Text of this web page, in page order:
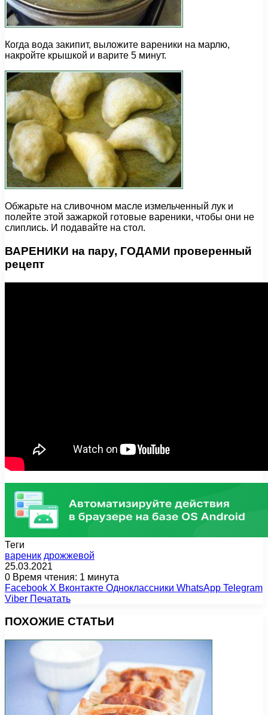
Когда вода закипит, выложите вареники на марлю,
накройте крышкой и варите 5 минут.
Обжарьте на сливочном масле измельченный лук и
полейте этой зажаркой готовые вареники, чтобы они не
слиплись. И подавайте на стол.
ВАРЕНИКИ на пару, ГОДАМИ проверенный
рецепт
Теги
вареник дрожжевой
25.03.2021
0 Время чтения: 1 минута
Facebook X Вконтакте Одноклассники WhatsApp Telegram
Viber Печатать
ПОХОЖИЕ СТАТЬИ